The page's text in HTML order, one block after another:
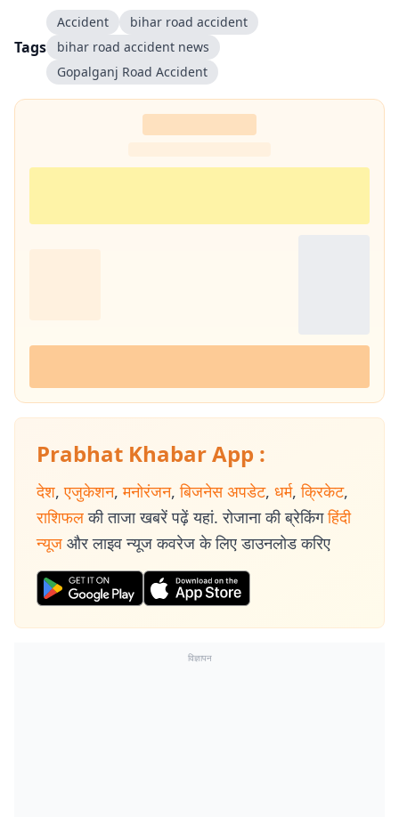
Tags
Accident
bihar road accident
bihar road accident news
Gopalganj Road Accident
Prabhat Khabar App :
देश, एजुकेशन, मनोरंजन, बिजनेस अपडेट, धर्म, क्रिकेट,
राशिफल की ताजा खबरें पढ़ें यहां. रोजाना की ब्रेकिंग हिंदी
न्यूज और लाइव न्यूज कवरेज के लिए डाउनलोड करिए
विज्ञापन